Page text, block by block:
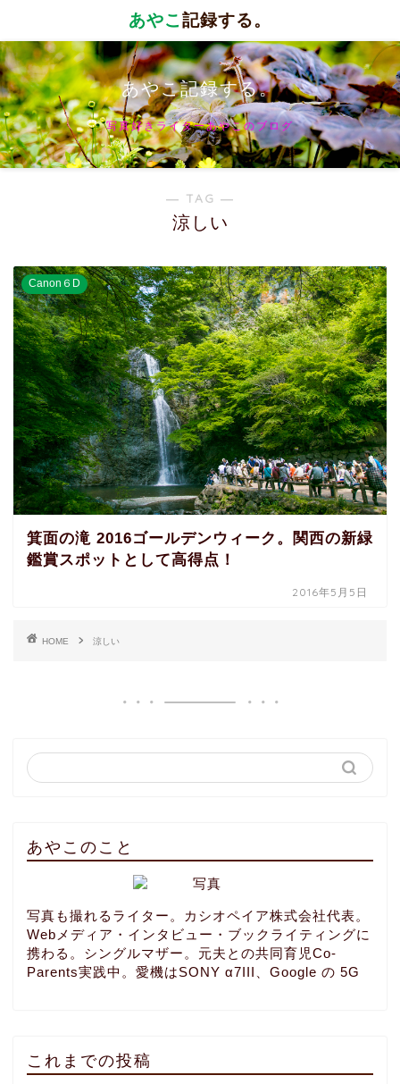
あやこ記録する。
あやこ記録する。
写真好きライターあやこのブログ
― TAG ―
涼しい
Canon６D
箕面の滝 2016ゴールデンウィーク。関西の新緑
鑑賞スポットとして高得点！
2016年5月5日
HOME 涼しい
あやこのこと
写真も撮れるライター。カシオペイア株式会社代表。
Webメディア・インタビュー・ブックライティングに
携わる。シングルマザー。元夫との共同育児Co-
Parents実践中。愛機はSONY α7III、Google の 5G
これまでの投稿